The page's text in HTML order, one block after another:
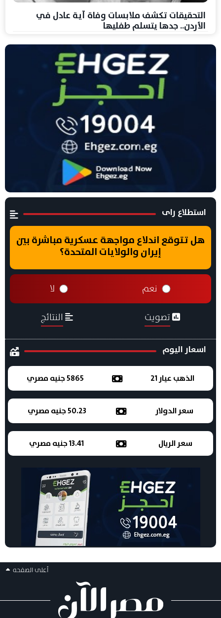
التحقيقات تكشف ملابسات وفاة آية عادل في
الأردن.. جدها يتسلم طفليها
استطلاع راى
هل تتوقع اندلاع مواجهة عسكرية مباشرة بين
إيران والولايات المتحدة؟
نعم لا
تصويت النتائج
اسعار اليوم
الذهب عيار 21 5865 جنيه مصري
سعر الدولار 50.23 جنيه مصري
سعر الريال 13.41 جنيه مصري
أعلى الصفحه